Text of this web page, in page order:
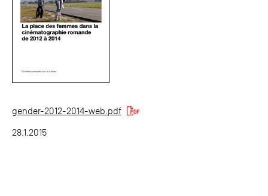
gender-2012-2014-web.pdf
28.1.2015